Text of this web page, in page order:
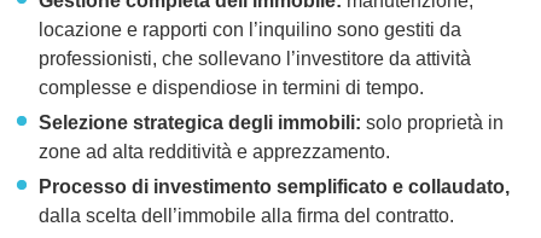
locazione e rapporti con l’inquilino sono gestiti da
professionisti, che sollevano l’investitore da attività
complesse e dispendiose in termini di tempo.
Selezione strategica degli immobili: solo proprietà in
zone ad alta redditività e apprezzamento.
Processo di investimento semplificato e collaudato,
dalla scelta dell’immobile alla firma del contratto.